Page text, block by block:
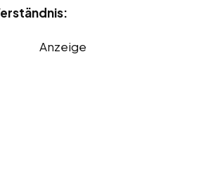
Anzeige